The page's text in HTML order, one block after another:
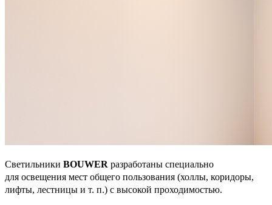
Светильники BOUWER разработаны специально
для освещения мест общего пользования (холлы, коридоры,
лифты, лестницы и т. п.) с высокой проходимостью.